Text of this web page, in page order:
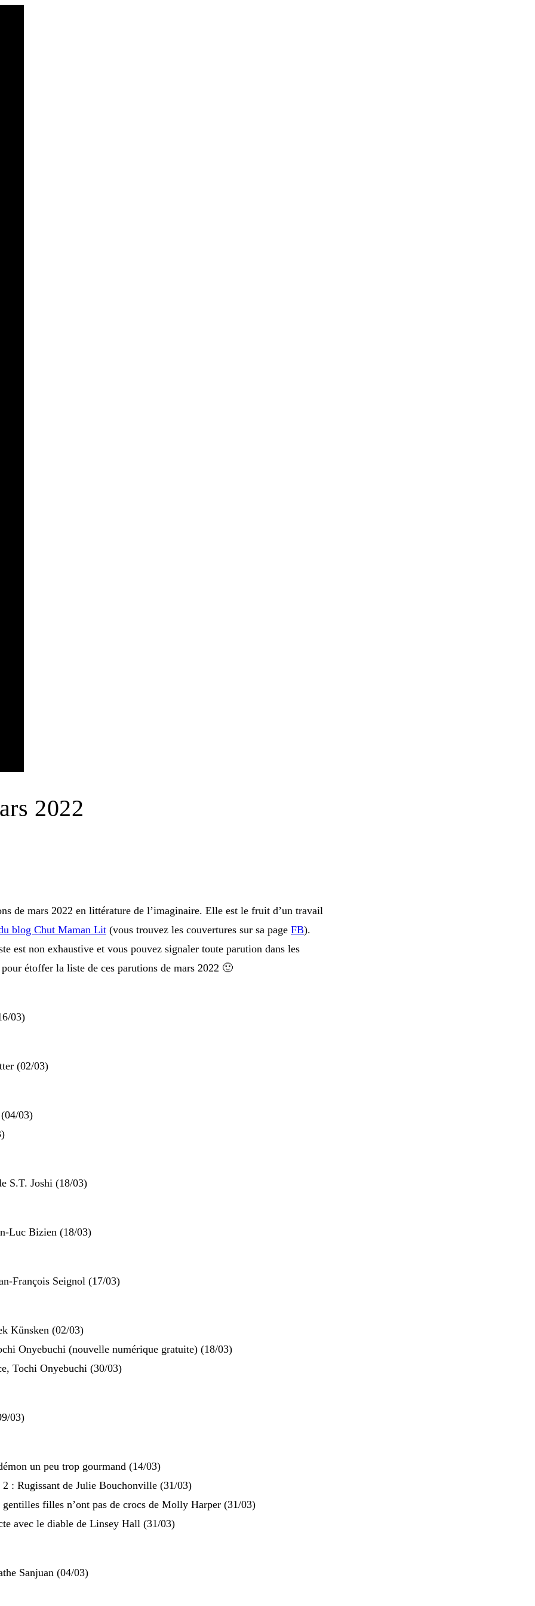
2022
de mars 2022 en littérature de l’imaginaire. Elle est le fruit d’un travail
blog Chut Maman Lit (vous trouvez les couvertures sur sa page FB).
est non exhaustive et vous pouvez signaler toute parution dans les
étoffer la liste de ces parutions de mars 2022 🙂
03)
(02/03)
03)
S.T. Joshi (18/03)
Luc Bizien (18/03)
François Seignol (17/03)
Künsken (02/03)
Onyebuchi (nouvelle numérique gratuite) (18/03)
Tochi Onyebuchi (30/03)
03)
un peu trop gourmand (14/03)
: Rugissant de Julie Bouchonville (31/03)
gentilles filles n’ont pas de crocs de Molly Harper (31/03)
avec le diable de Linsey Hall (31/03)
Sanjuan (04/03)